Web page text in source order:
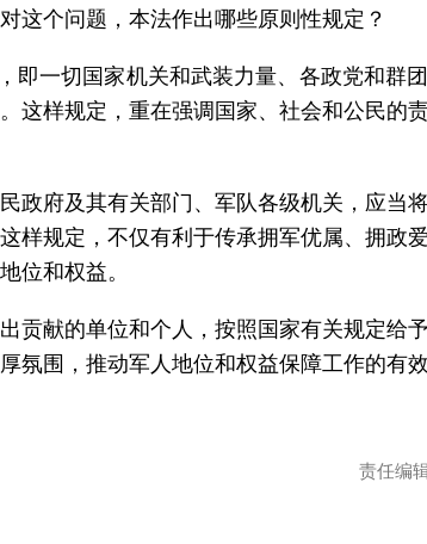
这个问题，本法作出哪些原则性规定？
一切国家机关和武装力量、各政党和群
这样规定，重在强调国家、社会和公民的
政府及其有关部门、军队各级机关，应当
样规定，不仅有利于传承拥军优属、拥政
位和权益。
贡献的单位和个人，按照国家有关规定给
围，推动军人地位和权益保障工作的有效
责任编